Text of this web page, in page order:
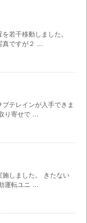
若干移動しました。
真ですが２ ...
テレインが入手できま
り寄せで ...
しました。 きたない
運転ユニ ...